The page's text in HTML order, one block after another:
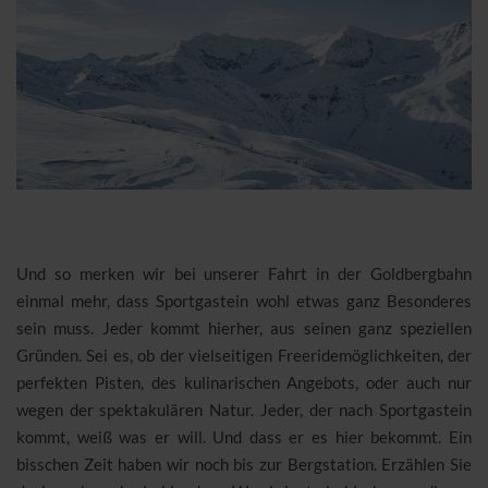
Und so merken wir bei unserer Fahrt in der Goldbergbahn
einmal mehr, dass Sportgastein wohl etwas ganz Besonderes
sein muss. Jeder kommt hierher, aus seinen ganz speziellen
Gründen. Sei es, ob der vielseitigen Freeridemöglichkeiten, der
perfekten Pisten, des kulinarischen Angebots, oder auch nur
wegen der spektakulären Natur. Jeder, der nach Sportgastein
kommt, weiß was er will. Und dass er es hier bekommt. Ein
bisschen Zeit haben wir noch bis zur Bergstation. Erzählen Sie